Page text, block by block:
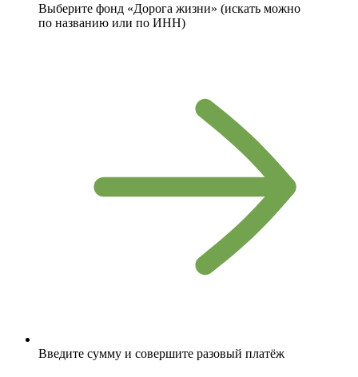
Выберите фонд «Дорога жизни» (искать можно
по названию или по ИНН)
Введите сумму и совершите разовый платёж